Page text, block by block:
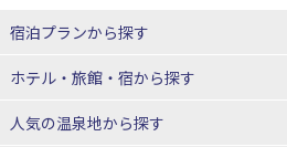
宿泊プランから探す
北海道
東北
ホテル・旅館・宿から探す
北海道ホテル・旅館
人気の温泉地から探す